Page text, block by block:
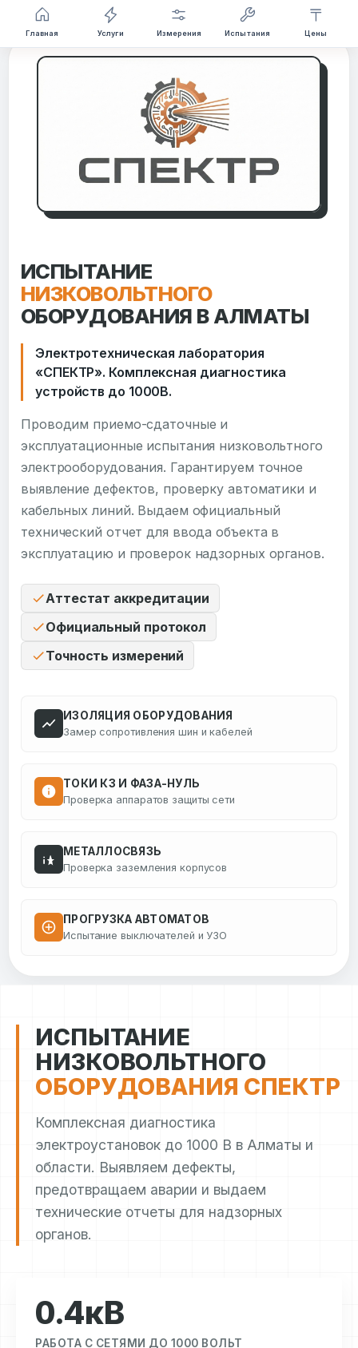
Перейти
ИСПЫТАНИЕ
НИЗКОВОЛЬТНОГО
ОБОРУДОВАНИЯ В АЛМАТЫ
Электротехническая лаборатория
«СПЕКТР». Комплексная диагностика
устройств до 1000В.
Проводим приемо-сдаточные и
эксплуатационные испытания низковольтного
электрооборудования. Гарантируем точное
выявление дефектов, проверку автоматики и
кабельных линий. Выдаем официальный
технический отчет для ввода объекта в
эксплуатацию и проверок надзорных органов.
Аттестат аккредитации
Официальный протокол
Точность измерений
ИЗОЛЯЦИЯ ОБОРУДОВАНИЯ
Замер сопротивления шин и кабелей
ТОКИ КЗ И ФАЗА-НУЛЬ
Проверка аппаратов защиты сети
МЕТАЛЛОСВЯЗЬ
Проверка заземления корпусов
ПРОГРУЗКА АВТОМАТОВ
Испытание выключателей и УЗО
Главная Услуги Измерения Испытания Цены
ИСПЫТАНИЕ
НИЗКОВОЛЬТНОГО
ОБОРУДОВАНИЯ СПЕКТР
Комплексная диагностика
электроустановок до 1000 В в Алматы и
области. Выявляем дефекты,
предотвращаем аварии и выдаем
технические отчеты для надзорных
органов.
0.4кВ
РАБОТА С СЕТЯМИ ДО 1000 ВОЛЬТ